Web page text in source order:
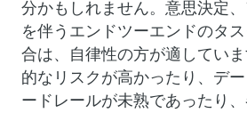
分かもしれません。意思決定
を伴うエンドツーエンドのタ
合は、自律性の方が適してい
的なリスクが高かったり、デ
ードレールが未熟であったり